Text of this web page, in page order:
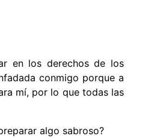
en los derechos de los
conmigo porque a
mí, por lo que todas las
algo sabroso?